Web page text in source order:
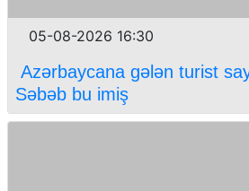
05-08-2026 16:30
Azərbaycana gələn turist
Səbəb bu imiş